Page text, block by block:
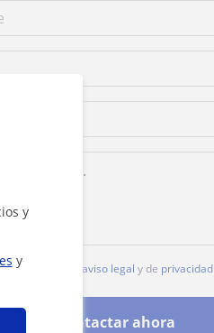
y
y
nuestro aviso legal y de privacidad
Contactar ahora